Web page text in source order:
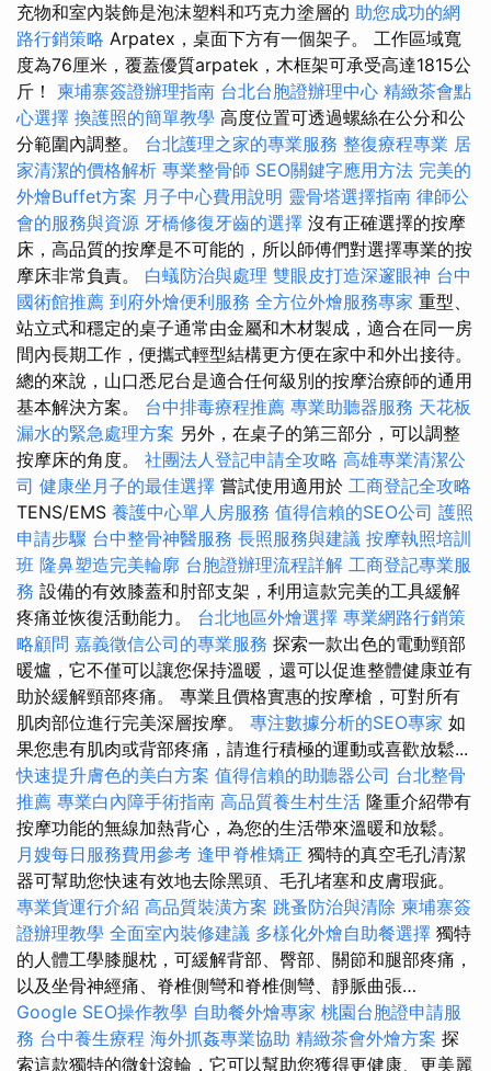
充物和室內裝飾是泡沫塑料和巧克力塗層的 助您成功的網
路行銷策略 Arpatex，桌面下方有一個架子。 工作區域寬
度為76厘米，覆蓋優質arpatek，木框架可承受高達1815公
斤！ 柬埔寨簽證辦理指南 台北台胞證辦理中心 精緻茶會點
心選擇 換護照的簡單教學 高度位置可透過螺絲在公分和公
分範圍內調整。 台北護理之家的專業服務 整復療程專業 居
家清潔的價格解析 專業整骨師 SEO關鍵字應用方法 完美的
外燴Buffet方案 月子中心費用說明 靈骨塔選擇指南 律師公
會的服務與資源 牙橋修復牙齒的選擇 沒有正確選擇的按摩
床，高品質的按摩是不可能的，所以師傅們對選擇專業的按
摩床非常負責。 白蟻防治與處理 雙眼皮打造深邃眼神 台中
國術館推薦 到府外燴便利服務 全方位外燴服務專家 重型、
站立式和穩定的桌子通常由金屬和木材製成，適合在同一房
間內長期工作，便攜式輕型結構更方便在家中和外出接待。
總的來說，山口悉尼台是適合任何級別的按摩治療師的通用
基本解決方案。 台中排毒療程推薦 專業助聽器服務 天花板
漏水的緊急處理方案 另外，在桌子的第三部分，可以調整
按摩床的角度。 社團法人登記申請全攻略 高雄專業清潔公
司 健康坐月子的最佳選擇 嘗試使用適用於 工商登記全攻略
TENS/EMS 養護中心單人房服務 值得信賴的SEO公司 護照
申請步驟 台中整骨神醫服務 長照服務與建議 按摩執照培訓
班 隆鼻塑造完美輪廓 台胞證辦理流程詳解 工商登記專業服
務 設備的有效膝蓋和肘部支架，利用這款完美的工具緩解
疼痛並恢復活動能力。 台北地區外燴選擇 專業網路行銷策
略顧問 嘉義徵信公司的專業服務 探索一款出色的電動頸部
暖爐，它不僅可以讓您保持溫暖，還可以促進整體健康並有
助於緩解頸部疼痛。 專業且價格實惠的按摩槍，可對所有
肌肉部位進行完美深層按摩。 專注數據分析的SEO專家 如
果您患有肌肉或背部疼痛，請進行積極的運動或喜歡放鬆...
快速提升膚色的美白方案 值得信賴的助聽器公司 台北整骨
推薦 專業白內障手術指南 高品質養生村生活 隆重介紹帶有
按摩功能的無線加熱背心，為您的生活帶來溫暖和放鬆。
月嫂每日服務費用參考 逢甲脊椎矯正 獨特的真空毛孔清潔
器可幫助您快速有效地去除黑頭、毛孔堵塞和皮膚瑕疵。
專業貨運行介紹 高品質裝潢方案 跳蚤防治與清除 柬埔寨簽
證辦理教學 全面室內裝修建議 多樣化外燴自助餐選擇 獨特
的人體工學膝腿枕，可緩解背部、臀部、關節和腿部疼痛，
以及坐骨神經痛、脊椎側彎和脊椎側彎、靜脈曲張…
Google SEO操作教學 自助餐外燴專家 桃園台胞證申請服
務 台中養生療程 海外抓姦專業協助 精緻茶會外燴方案 探
索這款獨特的微針滾輪，它可以幫助您獲得更健康、更美麗